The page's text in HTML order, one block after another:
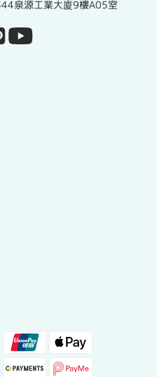
泉源工業大廈9樓A05室